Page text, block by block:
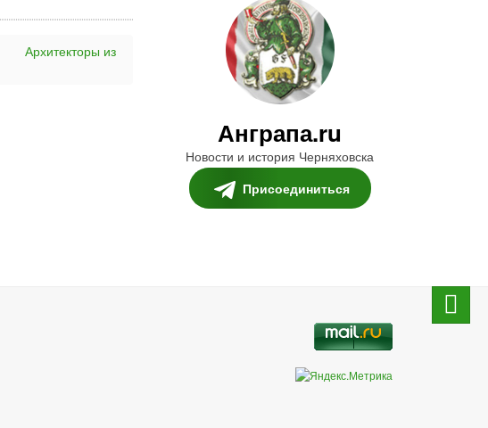
Архитекторы из
Анграпа.ru
Новости и история Черняховска
Присоединиться